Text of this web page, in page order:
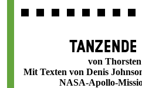
TANZENDE
von
Mit Texten von Denis
NASA-Apollo-